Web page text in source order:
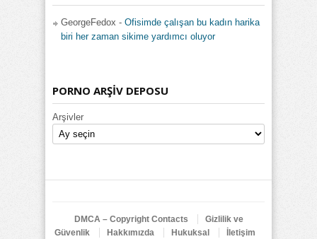
GeorgeFedox - Ofisimde çalışan bu kadın harika
biri her zaman sikime yardımcı oluyor
PORNO ARŞİV DEPOSU
Arşivler
DMCA – Copyright Contacts
Gizlilik ve
Güvenlik
Hakkımızda Hukuksal İletişim